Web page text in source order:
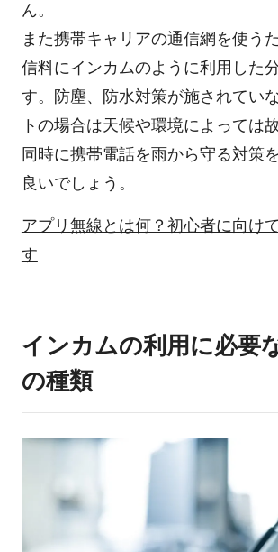
ん。
また携帯キャリアの通信網を使う
信料にインカムのように利用した
す。防塵、防水対策が施されてい
トの場合は天候や環境によっては
同時に携帯電話を雨から守る対策
良いでしょう。
アプリ無線とは何？初心者に向け
す
インカムの利用に必要
の種類